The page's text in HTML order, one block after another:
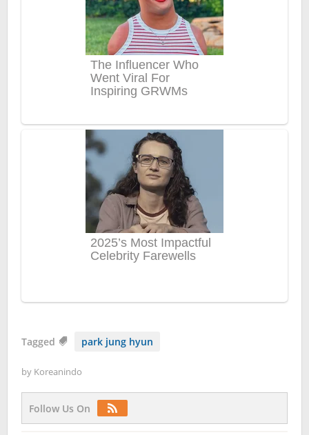
Tagged park jung hyun
by Koreanindo
Follow Us On